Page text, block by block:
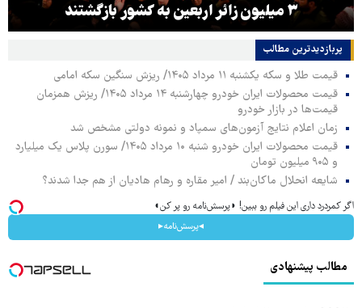
۳ میلیون زائر اربعین به کشور بازگشتند
پربازدیدترین‌ مطالب
قیمت طلا و سکه یکشنبه ۱۱ مرداد ۱۴۰۵/ ریزش سنگین سکه امامی
قیمت محصولات ایران خودرو چهارشنبه ۱۴ مرداد ۱۴۰۵/ ریزش همزمان
قیمت‌ها در بازار خودرو
زمان اعلام نتایج آزمون‌های سمپاد و نمونه دولتی مشخص شد
قیمت محصولات ایران خودرو شنبه ۱۰ مرداد ۱۴۰۵/ سورن پلاس یک میلیارد
و ۹۰۵ میلیون تومان
شایعه انحلال ماکان‌بند / امیر مقاره و رهام هادیان از هم جدا شدند؟
اگر کمردرد داری این فیلم رو ببین! ◗پرسش‌نامه رو پر کن◖
◂پرسش‌نامه▸
مطالب پیشنهادی